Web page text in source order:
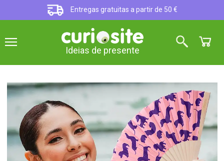
Entregas gratuitas a partir de 50 €
Ideias de presente